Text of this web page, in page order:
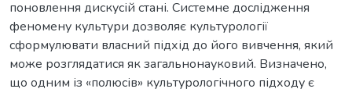
поновлення дискусій стані. Системне дослідження
феномену культури дозволяє культурології
сформулювати власний підхід до його вивчення, який
може розглядатися як загальнонауковий. Визначено,
що одним із «полюсів» культурологічного підходу є